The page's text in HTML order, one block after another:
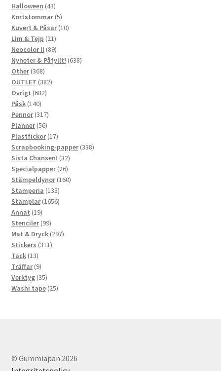
Halloween 4343
produkter
Kortstommar 55
produkter
Kuvert & Påsar 1010
Lim & Tejp 2121
produkter
Neocolor II 8989
produkter
Nyheter & Påfyllt! 638638
Other 368368
produkter
OUTLET 382382
Övrigt 682682
Påsk 140140
produkter
Pennor 317317
produkter
Planner 5656
produkter
Plastfickor 1717
produkter
Scrapbooking-papper 338338
Sista Chansen! 3232
produkter
Specialpapper 2626
produkter
Stämpeldynor 160160
Stamperia 133133
produkter
Stämplar 16561656
Annat 1919
produkter
Stenciler 9999
produkter
Mat & Dryck 297297
Stickers 311311
Tack 1313
produkter
Träffar 99
produkter
Verktyg 3535
produkter
Washi tape 2525
© Gummiapan 2026